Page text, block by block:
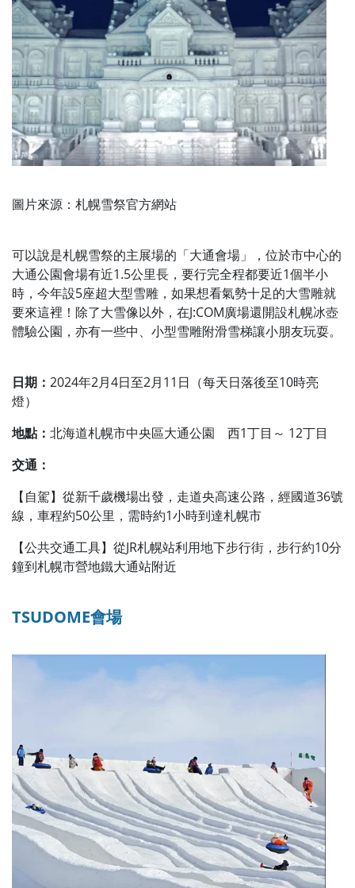
圖片來源：札幌雪祭官方網站
可以說是札幌雪祭的主展場的「大通會場」，位於市中心的
大通公園會場有近1.5公里長，要行完全程都要近1個半小
時，今年設5座超大型雪雕，如果想看氣勢十足的大雪雕就
要來這裡！除了大雪像以外，在J:COM廣場還開設札幌冰壺
體驗公園，亦有一些中、小型雪雕附滑雪梯讓小朋友玩耍。
日期： 2024年2月4日至2月11日（每天日落後至10時亮
燈）
地點： 北海道札幌市中央區大通公園 西1丁目～ 12丁目
交通：
【自駕】從新千歲機場出發，走道央高速公路，經國道36號
線，車程約50公里，需時約1小時到達札幌市
【公共交通工具】從JR札幌站利用地下步行街，步行約10分
鐘到札幌市營地鐵大通站附近
TSUDOME會場